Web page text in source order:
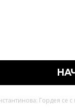
Гордея се